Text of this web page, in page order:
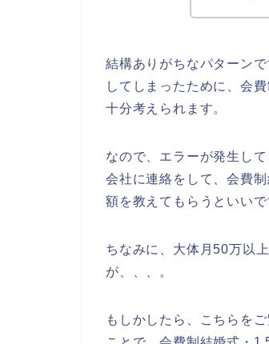
結構ありがちなパターン
してしまったために、会
十分考えられます。
なので、エラーが発生し
会社に連絡をして、会費
額を教えてもらうといいで
ちなみに、大体月50万以
が、、、。
もしかしたら、こちらを